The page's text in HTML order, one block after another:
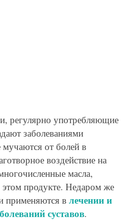
регулярно употребляющие
заболеваниями
от болей в
воздействие на
масла,
продукте. Недаром же
применяются в лечении и
суставов.